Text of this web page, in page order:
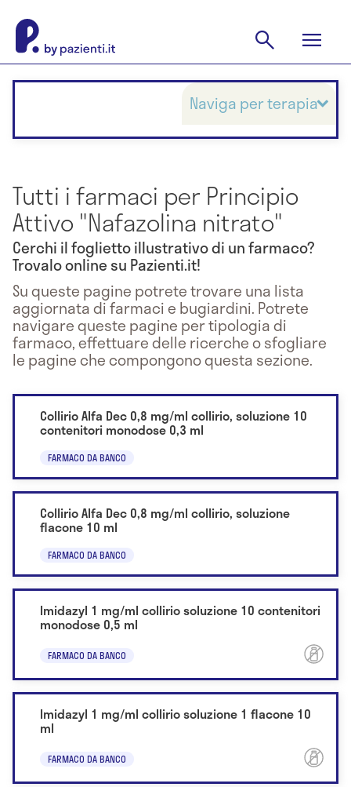
Tutti i farmaci per Principio
Attivo "Nafazolina nitrato"
Cerchi il foglietto illustrativo di un farmaco?
Trovalo online su Pazienti.it!
Su queste pagine potrete trovare una lista
aggiornata di farmaci e bugiardini. Potrete
navigare queste pagine per tipologia di
farmaco, effettuare delle ricerche o sfogliare
le pagine che compongono questa sezione.
Collirio Alfa Dec 0,8 mg/ml collirio, soluzione 10
contenitori monodose 0,3 ml
FARMACO DA BANCO
Collirio Alfa Dec 0,8 mg/ml collirio, soluzione
flacone 10 ml
FARMACO DA BANCO
Imidazyl 1 mg/ml collirio soluzione 10 contenitori
monodose 0,5 ml
FARMACO DA BANCO
Imidazyl 1 mg/ml collirio soluzione 1 flacone 10
ml
FARMACO DA BANCO
Naviga per terapia